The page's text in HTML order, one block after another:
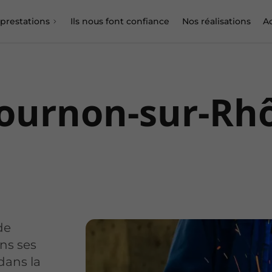
Ils nous font confiance Nos réalisations
sur-
ses
la